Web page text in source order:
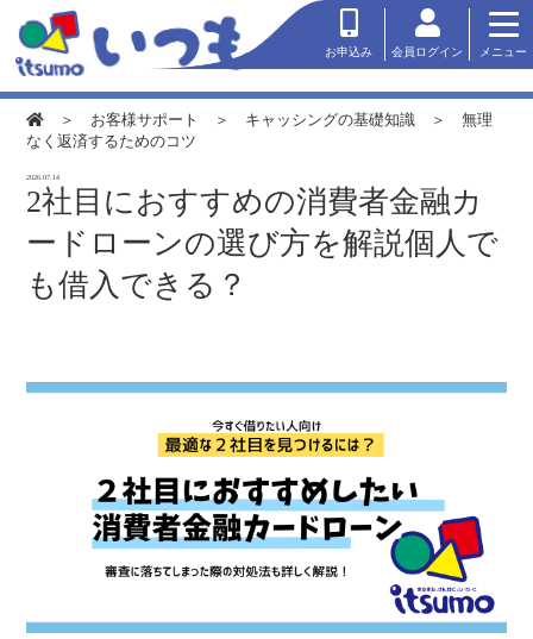
メニュー
お申込み 会員ログイン
＞ お客様サポート ＞ キャッシングの基礎知識 ＞ 無理
なく返済するためのコツ
2026.07.14
2社目におすすめの消費者金融カ
ードローンの選び方を解説個人で
も借入できる？